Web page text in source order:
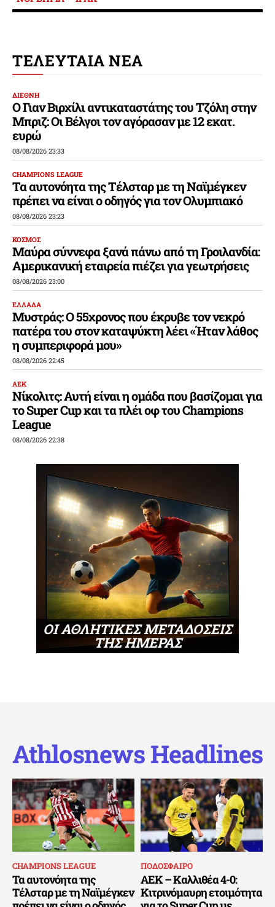
ΤΕΛΕΥΤΑΙΑ ΝΕΑ
ΔΙΕΘΝΗ
Ο Γιαν Βιρχίλι αντικαταστάτης του Τζόλη στην
Μπριζ: Οι Βέλγοι τον αγόρασαν με 12 εκατ.
ευρώ
08/08/2026 23:33
CHAMPIONS LEAGUE
Τα αυτονόητα της Τέλσταρ με τη Ναϊμέγκεν
πρέπει να είναι ο οδηγός για τον Ολυμπιακό
08/08/2026 23:23
ΚΟΣΜΟΣ
Μαύρα σύννεφα ξανά πάνω από τη Γροιλανδία:
Αμερικανική εταιρεία πιέζει για γεωτρήσεις
08/08/2026 23:00
ΕΛΛΑΔΑ
Μυστράς: Ο 55χρονος που έκρυβε τον νεκρό
πατέρα του στον καταψύκτη λέει «Ήταν λάθος
η συμπεριφορά μου»
08/08/2026 22:45
ΑΕΚ
Νίκολιτς: Αυτή είναι η ομάδα που βασίζομαι για
το Super Cup και τα πλέι οφ του Champions
League
08/08/2026 22:38
ΟΙ ΑΘΛΗΤΙΚΕΣ ΜΕΤΑΔΟΣΕΙΣ
ΤΗΣ ΗΜΕΡΑΣ
Athlosnews Headlines
CHAMPIONS LEAGUE
Τα αυτονόητα της
Τέλσταρ με τη Ναϊμέγκεν
ΠΟΔΟΣΦΑΙΡΟ
ΑΕΚ – Καλλιθέα 4-0:
Κιτρινόμαυρη ετοιμότητα